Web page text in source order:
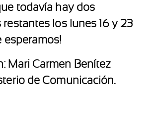
todavía hay dos
los lunes 16 y 23
esperamos!
Mari Carmen Benítez
de Comunicación.